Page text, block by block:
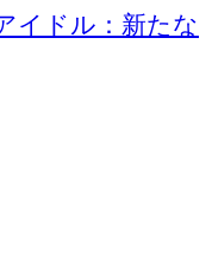
イドル：新たな